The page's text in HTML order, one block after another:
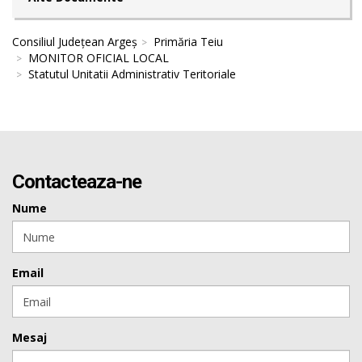
Consiliul Județean Argeș
Primăria Teiu
MONITOR OFICIAL LOCAL
Statutul Unitatii Administrativ Teritoriale
Contacteaza-ne
Nume
Email
Mesaj